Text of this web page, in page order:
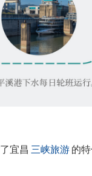
宜昌 三峡旅游 的